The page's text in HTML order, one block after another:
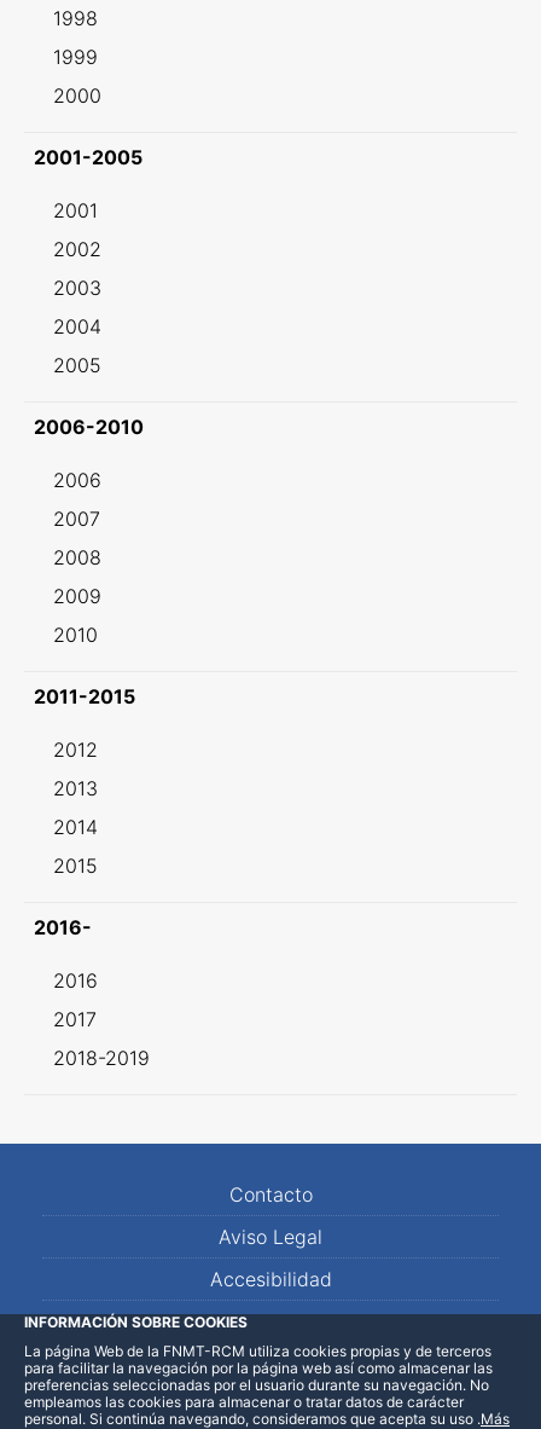
1998
1999
2000
2001-2005
2001
2002
2003
2004
2005
2006-2010
2006
2007
2008
2009
2010
2011-2015
2012
2013
2014
2015
2016-
2016
2017
2018-2019
Contacto
Aviso Legal
Accesibilidad
Mapa Web
INFORMACIÓN SOBRE COOKIES
La página Web de la FNMT-RCM utiliza cookies propias y de terceros
para facilitar la navegación por la página web así como almacenar las
preferencias seleccionadas por el usuario durante su navegación. No
empleamos las cookies para almacenar o tratar datos de carácter
personal. Si continúa navegando, consideramos que acepta su uso .Más